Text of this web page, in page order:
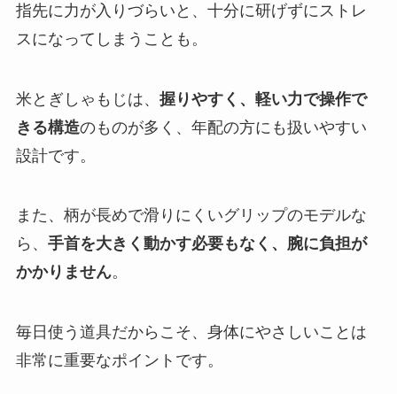
指先に力が入りづらいと、十分に研げずにストレ
スになってしまうことも。
米とぎしゃもじは、 握りやすく、軽い力で操作で
きる構造のものが多く、年配の方にも扱いやすい
設計です。
また、柄が長めで滑りにくいグリップのモデルな
ら、 手首を大きく動かす必要もなく、腕に負担が
かかりません。
毎日使う道具だからこそ、身体にやさしいことは
非常に重要なポイントです。